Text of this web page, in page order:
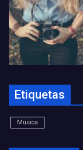
Etiquetas
Música